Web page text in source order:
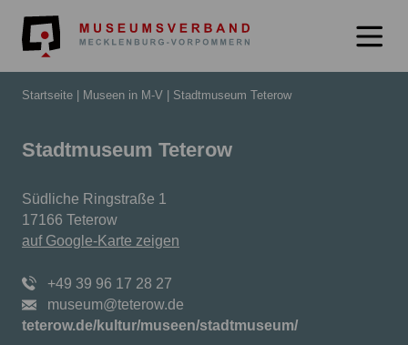
Startseite Museen in M-V Stadtmuseum Teterow
Stadtmuseum Teterow
Südliche Ringstraße 1
17166 Teterow
auf Google-Karte zeigen
+49 39 96 17 28 27
museum@teterow.de
teterow.de/kultur/museen/stadtmuseum/